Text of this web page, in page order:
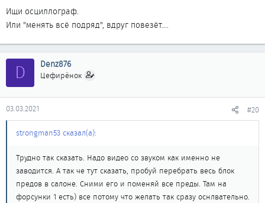
Ищи осциллограф.
Или "менять всё подряд", вдруг повезёт....
D Denz876
Цефирёнок
03.03.2021 #20
strongman53 сказал(а):
Трудно так сказать. Надо видео со звуком как именно не
заводится. А так че тут сказать, пробуй перебрать весь блок
предов в салоне. Сними его и поменяй все преды. Там на
форсунки 1 есть) все потому что желать так сразу оснлвательно.